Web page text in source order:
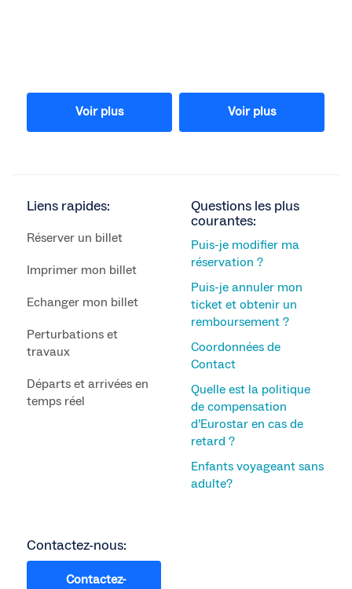
Voir plus Voir plus
Liens rapides:
Réserver un billet
Imprimer mon billet
Echanger mon billet
Perturbations et
travaux
Départs et arrivées en
temps réel
Questions les plus
courantes:
Puis-je modifier ma
réservation ?
Puis-je annuler mon
ticket et obtenir un
remboursement ?
Coordonnées de
Contact
Quelle est la politique
de compensation
d’Eurostar en cas de
retard ?
Enfants voyageant sans
adulte?
Contactez-nous:
Contactez-